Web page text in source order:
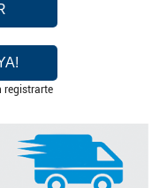
registrarte